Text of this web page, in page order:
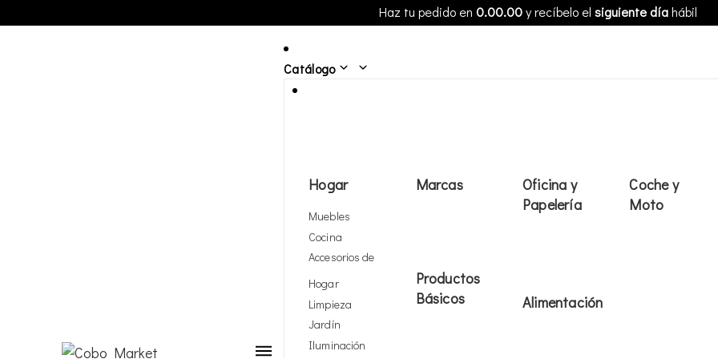
Haz tu pedido en0.00.00y recíbelo elsiguiente díahábil
Catálogo
Hogar
Muebles
Cocina
Accesorios de
Hogar
Limpieza
Jardín
Iluminación
Marcas
Productos
Básicos
Oficina y
Papelería
Alimentación
Coche y
Moto